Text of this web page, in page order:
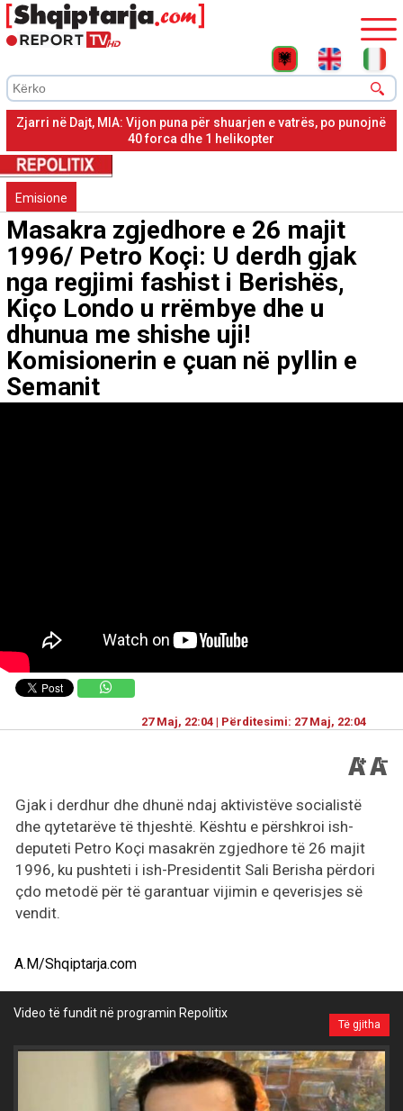
Zjarri në Cikallesh të Kavajës, banesat në rrezik, po punon për
shuarjen avioni ‘Air Tractor’
Emisione
Masakra zgjedhore e 26 majit
1996/ Petro Koçi: U derdh gjak
nga regjimi fashist i Berishës,
Kiço Londo u rrëmbye dhe u
dhunua me shishe uji!
Komisionerin e çuan në pyllin e
Semanit
27 Maj, 22:04 | Përditesimi: 27 Maj, 22:04
Gjak i derdhur dhe dhunë ndaj aktivistëve socialistë
dhe qytetarëve të thjeshtë. Kështu e përshkroi ish-
deputeti Petro Koçi masakrën zgjedhore të 26 majit
1996, ku pushteti i ish-Presidentit Sali Berisha përdori
çdo metodë për të garantuar vijimin e qeverisjes së
vendit.
A.M/Shqiptarja.com
Video të fundit në programin Repolitix
Të gjitha